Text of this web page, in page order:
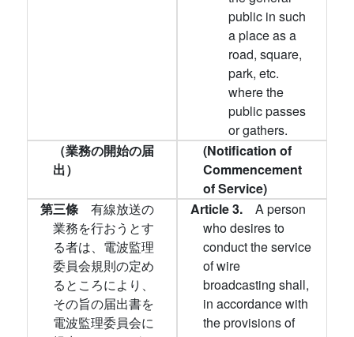
public in such
a place as a
road, square,
park, etc.
where the
public passes
or gathers.
（業務の開始の届
出）
(Notification of
Commencement
of Service)
第三條 有線放送の
業務を行おうとす
る者は、電波監理
委員会規則の定め
るところにより、
その旨の届出書を
電波監理委員会に
Article 3. A person
who desires to
conduct the service
of wire
broadcasting shall,
in accordance with
the provisions of